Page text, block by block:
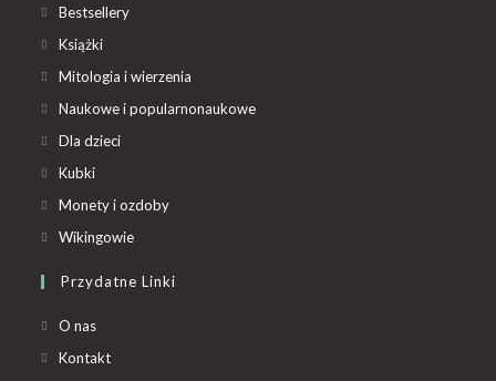
Bestsellery
Książki
Mitologia i wierzenia
Naukowe i popularnonaukowe
Dla dzieci
Kubki
Monety i ozdoby
Wikingowie
Przydatne Linki
O nas
Kontakt